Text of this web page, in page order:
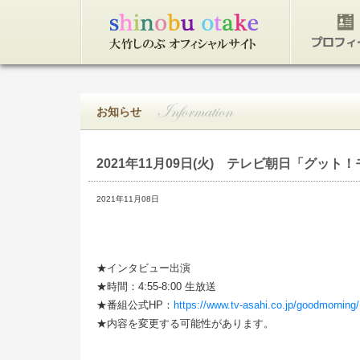
お知らせ
2021年11月09日(火) テレビ朝日「グット！
2021年11月08日
★インタビュー出演
★時間：4:55-8:00 生放送
★番組公式HP： https://www.tv-asahi.co.jp/goodmorning/
★内容を変更する可能性があります。